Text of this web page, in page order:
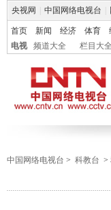
央视网 中国网络电视台
首页 新闻 经济 体育
电视
频道大全 栏目大全
中国网络电视台 > 科教台 >